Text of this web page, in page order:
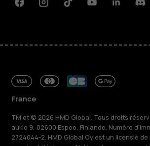
FacebookInstagramTiktokYoutubeLinkedin
France
TM et © 2026 HMD Global. Tous droits
aukio 9, 02600 Espoo, Finlande. Numéro
2724044-2. HMD Global Oy est un licensié de